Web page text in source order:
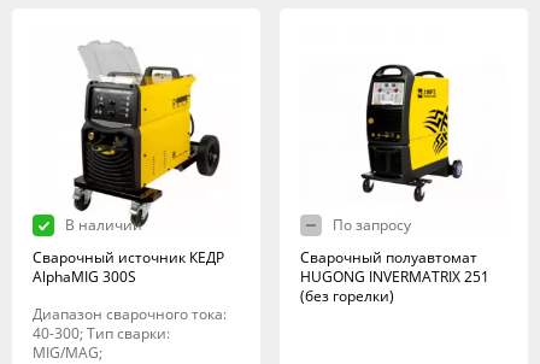
В наличии
Сварочный источник КЕДР
AlphaMIG 300S
Диапазон сварочного тока:
40-300; Тип сварки:
MIG/MAG;
По запросу
Сварочный полуавтомат
HUGONG INVERMATRIX 251
(без горелки)